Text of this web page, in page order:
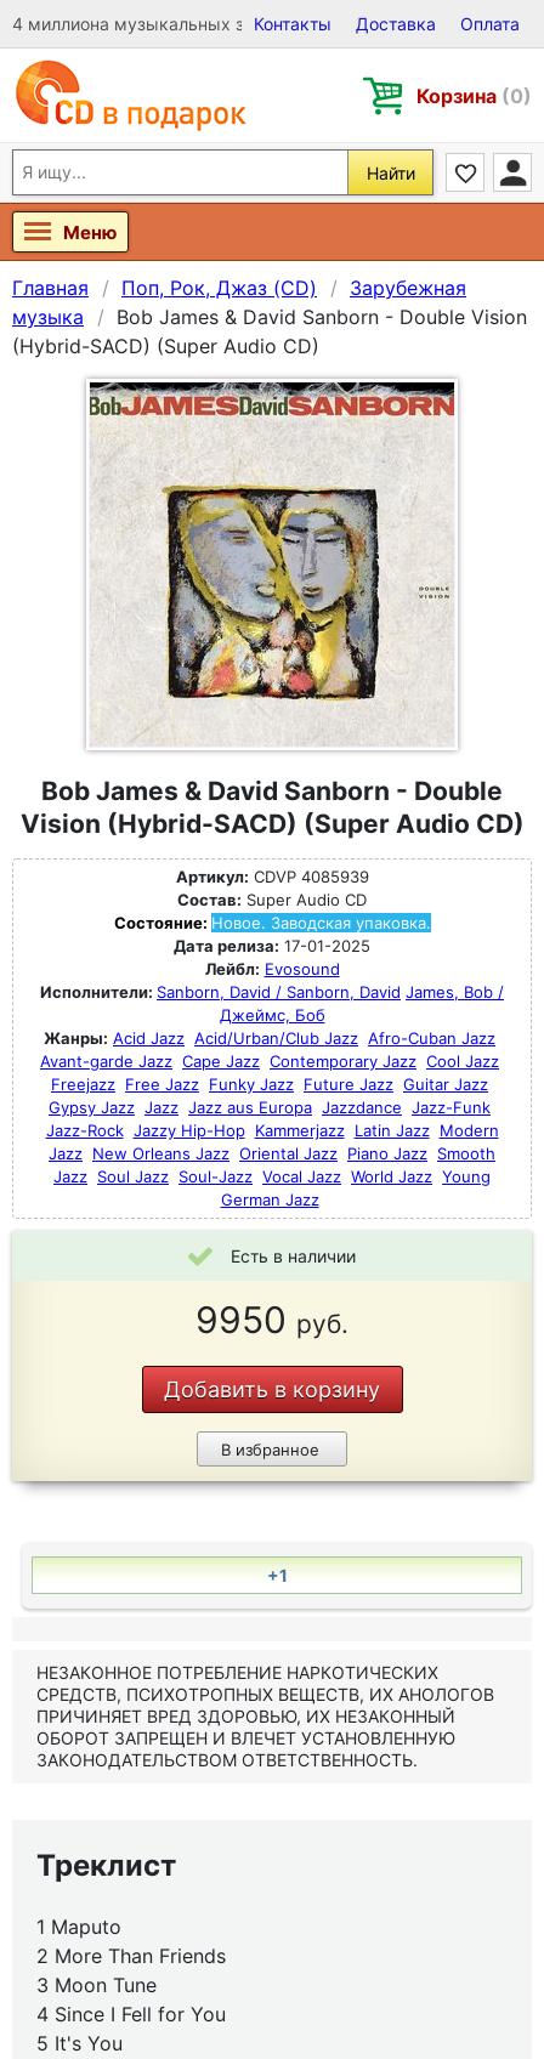
4 миллиона музыкальных записей на Виниле, CD и DVD
Контакты Доставка Оплата
Корзина (0)
Найти
Меню
Главная Поп, Рок, Джаз (CD)
Зарубежная
музыка
Bob James & David Sanborn - Double Vision
(Hybrid-SACD) (Super Audio CD)
Bob James & David Sanborn - Double
Vision (Hybrid-SACD) (Super Audio CD)
Артикул: CDVP 4085939
Состав: Super Audio CD
Состояние: Новое. Заводская упаковка.
Дата релиза: 17-01-2025
Лейбл: Evosound
Исполнители: Sanborn, David / Sanborn, David James, Bob /
Джеймс, Боб
Жанры: Acid Jazz Acid/Urban/Club Jazz Afro-Cuban Jazz
Avant-garde Jazz Cape Jazz Contemporary Jazz Cool Jazz
Freejazz Free Jazz Funky Jazz Future Jazz Guitar Jazz
Gypsy Jazz Jazz Jazz aus Europa Jazzdance Jazz-Funk
Jazz-Rock Jazzy Hip-Hop Kammerjazz Latin Jazz Modern
Jazz New Orleans Jazz Oriental Jazz Piano Jazz Smooth
Jazz Soul Jazz Soul-Jazz Vocal Jazz World Jazz Young
German Jazz
Есть в наличии
9950 руб.
Добавить в корзину
В избранное
+1
НЕЗАКОННОЕ ПОТРЕБЛЕНИЕ НАРКОТИЧЕСКИХ
СРЕДСТВ, ПСИХОТРОПНЫХ ВЕЩЕСТВ, ИХ АНОЛОГОВ
ПРИЧИНЯЕТ ВРЕД ЗДОРОВЬЮ, ИХ НЕЗАКОННЫЙ
ОБОРОТ ЗАПРЕЩЕН И ВЛЕЧЕТ УСТАНОВЛЕННУЮ
ЗАКОНОДАТЕЛЬСТВОМ ОТВЕТСТВЕННОСТЬ.
Треклист
1 Maputo
2 More Than Friends
3 Moon Tune
4 Since I Fell for You
5 It's You